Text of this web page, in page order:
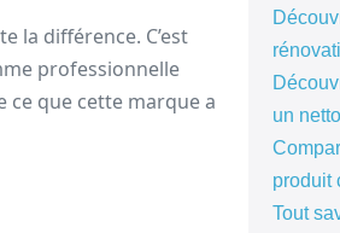
la différence. C’est
professionnelle
ce que cette marque a
un
produit
Tout